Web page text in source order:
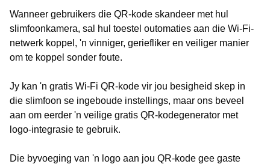
Wanneer gebruikers die QR-kode skandeer met hul
slimfoonkamera, sal hul toestel outomaties aan die Wi-Fi-
netwerk koppel, 'n vinniger, geriefliker en veiliger manier
om te koppel sonder foute.
Jy kan 'n gratis Wi-Fi QR-kode vir jou besigheid skep in
die slimfoon se ingeboude instellings, maar ons beveel
aan om eerder 'n veilige gratis QR-kodegenerator met
logo-integrasie te gebruik.
Die byvoeging van 'n logo aan jou QR-kode gee gaste